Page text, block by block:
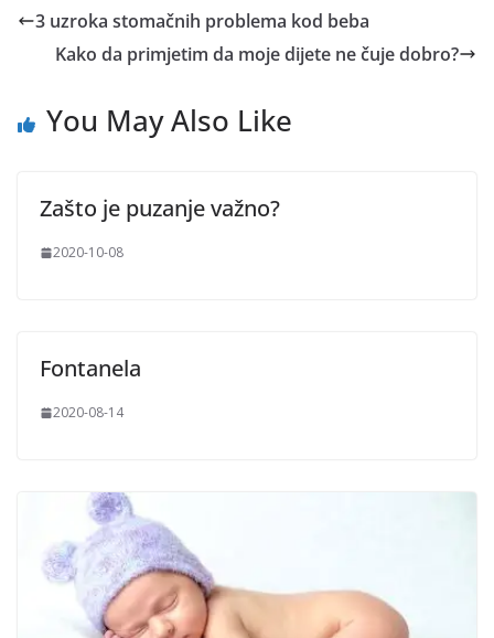
3 uzroka stomačnih problema kod beba
Kako da primjetim da moje dijete ne čuje dobro?
You May Also Like
Zašto je puzanje važno?
2020-10-08
Fontanela
2020-08-14